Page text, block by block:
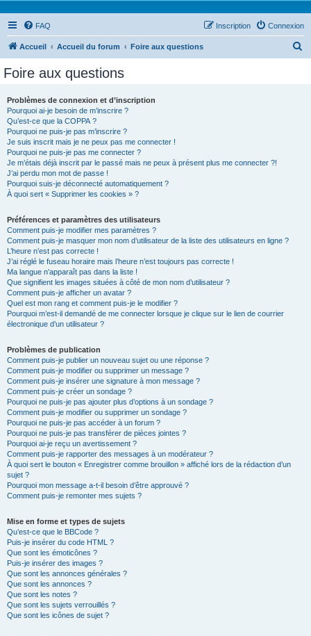
FAQ Connexion
Inscription
Accueil Accueil du forum Foire aux questions
Foire aux questions
Problèmes de connexion et d’inscription
Pourquoi ai-je besoin de m’inscrire ?
Qu’est-ce que la COPPA ?
Pourquoi ne puis-je pas m’inscrire ?
Je suis inscrit mais je ne peux pas me connecter !
Pourquoi ne puis-je pas me connecter ?
Je m’étais déjà inscrit par le passé mais ne peux à présent plus me connecter ?!
J’ai perdu mon mot de passe !
Pourquoi suis-je déconnecté automatiquement ?
À quoi sert « Supprimer les cookies » ?
Préférences et paramètres des utilisateurs
Comment puis-je modifier mes paramètres ?
Comment puis-je masquer mon nom d’utilisateur de la liste des utilisateurs en ligne ?
L’heure n’est pas correcte !
J’ai réglé le fuseau horaire mais l’heure n’est toujours pas correcte !
Ma langue n’apparaît pas dans la liste !
Que signifient les images situées à côté de mon nom d’utilisateur ?
Comment puis-je afficher un avatar ?
Quel est mon rang et comment puis-je le modifier ?
Pourquoi m’est-il demandé de me connecter lorsque je clique sur le lien de courrier
électronique d’un utilisateur ?
Problèmes de publication
Comment puis-je publier un nouveau sujet ou une réponse ?
Comment puis-je modifier ou supprimer un message ?
Comment puis-je insérer une signature à mon message ?
Comment puis-je créer un sondage ?
Pourquoi ne puis-je pas ajouter plus d’options à un sondage ?
Comment puis-je modifier ou supprimer un sondage ?
Pourquoi ne puis-je pas accéder à un forum ?
Pourquoi ne puis-je pas transférer de pièces jointes ?
Pourquoi ai-je reçu un avertissement ?
Comment puis-je rapporter des messages à un modérateur ?
À quoi sert le bouton « Enregistrer comme brouillon » affiché lors de la rédaction d’un
sujet ?
Pourquoi mon message a-t-il besoin d’être approuvé ?
Comment puis-je remonter mes sujets ?
Mise en forme et types de sujets
Qu’est-ce que le BBCode ?
Puis-je insérer du code HTML ?
Que sont les émoticônes ?
Puis-je insérer des images ?
Que sont les annonces générales ?
Que sont les annonces ?
Que sont les notes ?
Que sont les sujets verrouillés ?
Que sont les icônes de sujet ?